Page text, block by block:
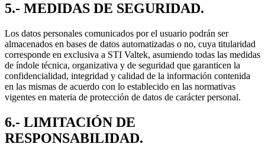
5.- MEDIDAS DE SEGURIDAD.
Los datos personales comunicados por el usuario podrán ser
almacenados en bases de datos automatizadas o no, cuya titularidad
corresponde en exclusiva a STI Valtek, asumiendo todas las medidas
de índole técnica, organizativa y de seguridad que garanticen la
confidencialidad, integridad y calidad de la información contenida
en las mismas de acuerdo con lo establecido en las normativas
vigentes en materia de protección de datos de carácter personal.
6.- LIMITACIÓN DE
RESPONSABILIDAD.